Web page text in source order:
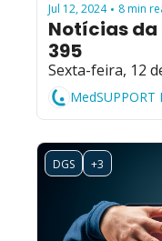
Jul 12, 2024 • 8 min
Notícias da
395
Sexta-feira, 12
MedSUPPORT
DGS +3